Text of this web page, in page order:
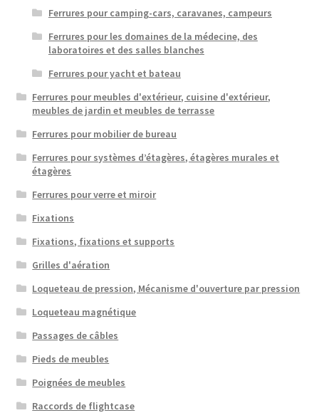
Ferrures pour camping-cars, caravanes, campeurs
Ferrures pour les domaines de la médecine, des
laboratoires et des salles blanches
Ferrures pour yacht et bateau
Ferrures pour meubles d'extérieur, cuisine d'extérieur,
meubles de jardin et meubles de terrasse
Ferrures pour mobilier de bureau
Ferrures pour systèmes d’étagères, étagères murales et
étagères
Ferrures pour verre et miroir
Fixations
Fixations, fixations et supports
Grilles d'aération
Loqueteau de pression, Mécanisme d'ouverture par pression
Loqueteau magnétique
Passages de câbles
Pieds de meubles
Poignées de meubles
Raccords de flightcase